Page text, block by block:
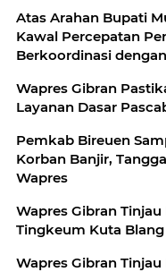
Atas Arahan Bupati
Kawal Percepatan
Berkoordinasi
Wapres Gibran
Layanan Dasar
Pemkab Bireuen
Korban Banjir,
Wapres
Wapres Gibran
Tingkeum Kuta Blang
Wapres Gibran Tinjau